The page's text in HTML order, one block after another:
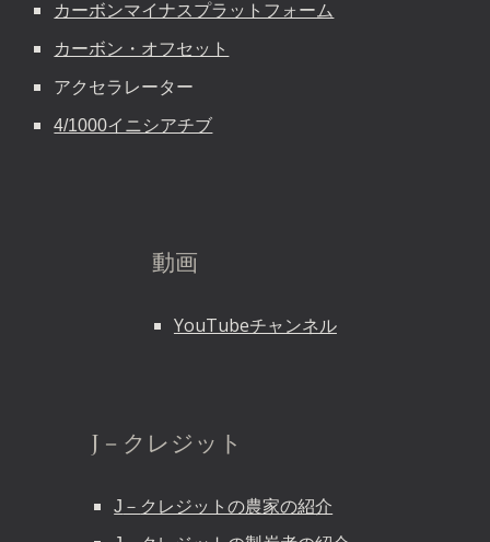
カーボンマイナスプラットフォーム
カーボン・オフセット
アクセラレーター
4/1000イニシアチブ
動画
YouTubeチャンネル
J－クレジット
J － クレジットの農家の紹介